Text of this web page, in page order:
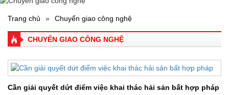
Trang chủ » Chuyển giao công nghệ
CHUYỂN GIAO CÔNG NGHỆ
Cần giải quyết dứt điểm việc khai thác hải sản bất hợp pháp